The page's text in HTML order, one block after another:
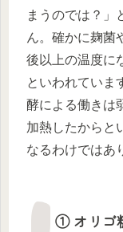
まうのでは？」
ん。確かに麹菌
後以上の温度に
といわれていま
酵による働きは
加熱したからと
なるわけではあ
① オリゴ